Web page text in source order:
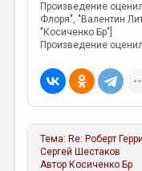
ОБЗОР ЛИТЕРАТУРЫ
СТРАНИЦЫ ПАМЯТИ
ОБЪЯВЛЕНИЯ
КОЛОНКА РЕДАКТОРА
РЕДКОЛЛЕГИЯ
ОТ РЕДАКЦИИ
Произведение
Флоря", "Валентин
"Косиченко Бр"]
Произведение
Тема: Re: Роберт
Сергей Шестаков
Автор Косиченко Бр